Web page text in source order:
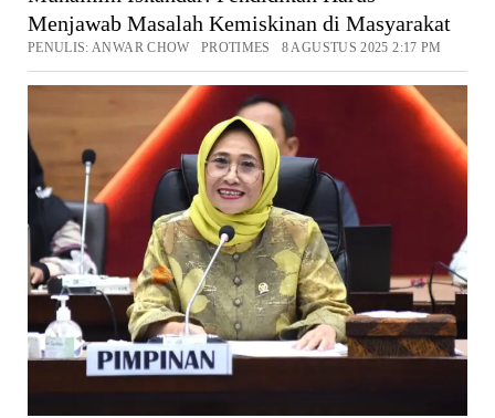
Menjawab Masalah Kemiskinan di Masyarakat
PENULIS: ANWAR CHOW PROTIMES 8 AGUSTUS 2025 2:17 PM